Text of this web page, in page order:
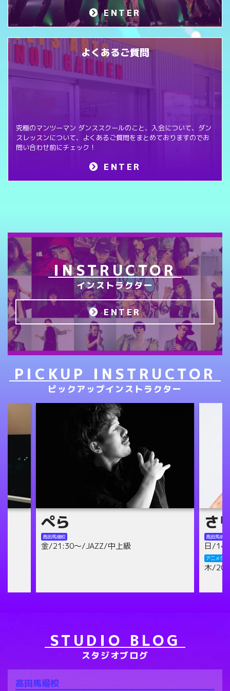
ENTER
よくあるご質問
究極のマンツーマン ダンススクールのこと、入会について、ダン
スレッスンについて、よくあるご質問をまとめておりますのでお
問い合わせ前にチェック！
ENTER
INSTRUCTOR
インストラクター
ENTER
PICKUP INSTRUCTOR
ピックアップインストラクター
さりの
高田馬場校
日/14:00～/テーマパーク/初級
高田馬場校
水/
木/
アニメダ
STUDIO BLOG
スタジオブログ
高田馬場校